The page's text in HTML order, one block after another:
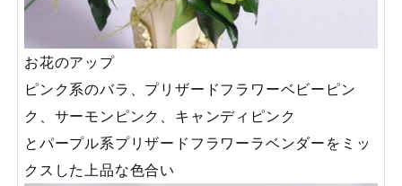
お花のアップ
ピンク系のバラ、プリザードフラワーベビーピン
ク、サーモンピンク、キャンディピンク
とパープル系プリザードフラワーラベンダーをミッ
クスした上品な色合い